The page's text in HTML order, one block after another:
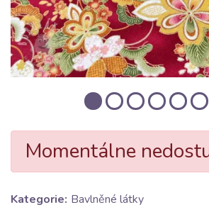
Momentálne
Kategorie: Bavlněné látky